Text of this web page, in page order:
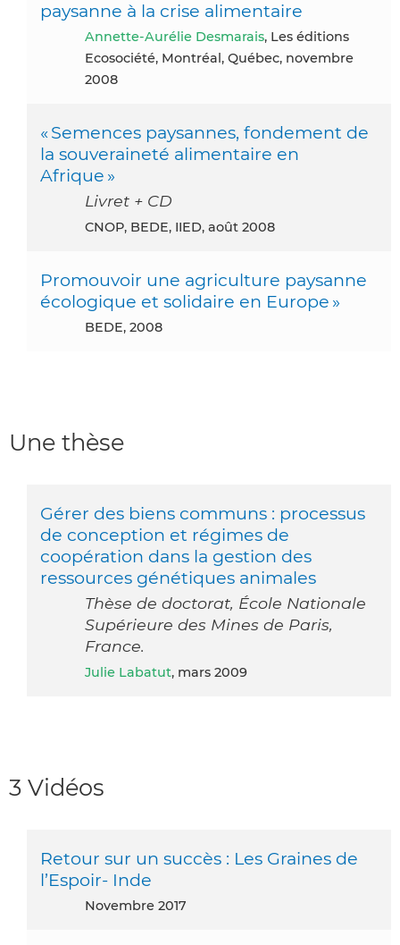
paysanne à la crise alimentaire
Annette-Aurélie Desmarais, Les éditions
Ecosociété, Montréal, Québec, novembre
2008
« Semences paysannes, fondement de
la souveraineté alimentaire en
Afrique »
Livret + CD
CNOP, BEDE, IIED, août 2008
Promouvoir une agriculture paysanne
écologique et solidaire en Europe »
BEDE, 2008
Une thèse
Gérer des biens communs : processus
de conception et régimes de
coopération dans la gestion des
ressources génétiques animales
Thèse de doctorat, École Nationale
Supérieure des Mines de Paris,
France.
Julie Labatut, mars 2009
3 Vidéos
Retour sur un succès : Les Graines de
l’Espoir- Inde
novembre 2017